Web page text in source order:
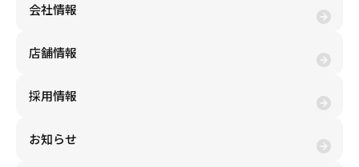
会社情報
店舗情報
採用情報
お知らせ